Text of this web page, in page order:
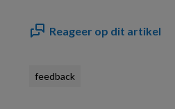
Reageer op dit artikel
feedback